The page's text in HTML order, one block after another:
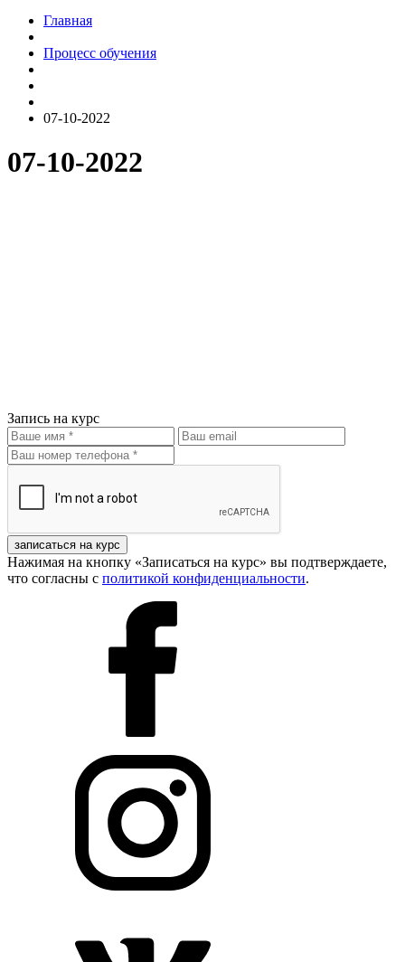
Главная
Процесс обучения
07-10-2022
07-10-2022
Запись на курс
записаться на курс
Нажимая на кнопку «Записаться на курс» вы подтверждаете,
что согласны с политикой конфиденциальности.